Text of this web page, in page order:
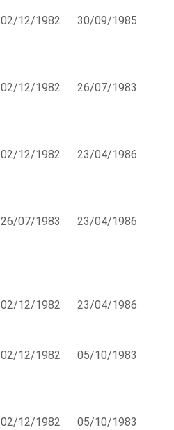
02/12/1982 30/09/1985
02/12/1982 26/07/1983
02/12/1982 23/04/1986
26/07/1983 23/04/1986
02/12/1982 23/04/1986
02/12/1982 05/10/1983
02/12/1982 05/10/1983